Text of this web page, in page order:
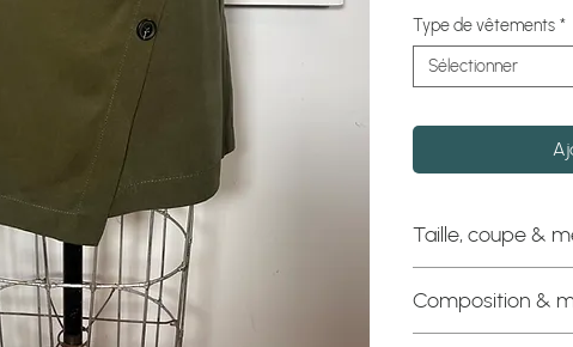
Type de vêtements *
Sélectionner
Taille, coupe &
Coupe : Très
Composition &